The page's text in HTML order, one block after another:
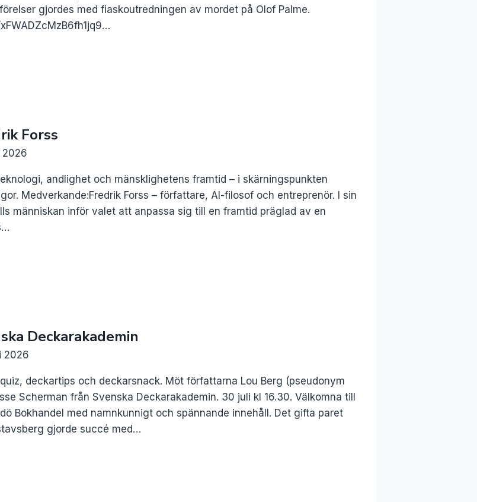
gjordes med fiaskoutredningen av mordet på Olof Palme.
Forss
2026
andlighet och mänsklighetens framtid – i skärningspunkten
Medverkande:Fredrik Forss – författare, AI-filosof och entreprenör. I sin
människan inför valet att anpassa sig till en framtid präglad av en
Deckarakademin
2026
deckartips och deckarsnack. Möt författarna Lou Berg (pseudonym
Scherman från Svenska Deckarakademin. 30 juli kl 16.30. Välkomna till
Bokhandel med namnkunnigt och spännande innehåll. Det gifta paret
gjorde succé med…